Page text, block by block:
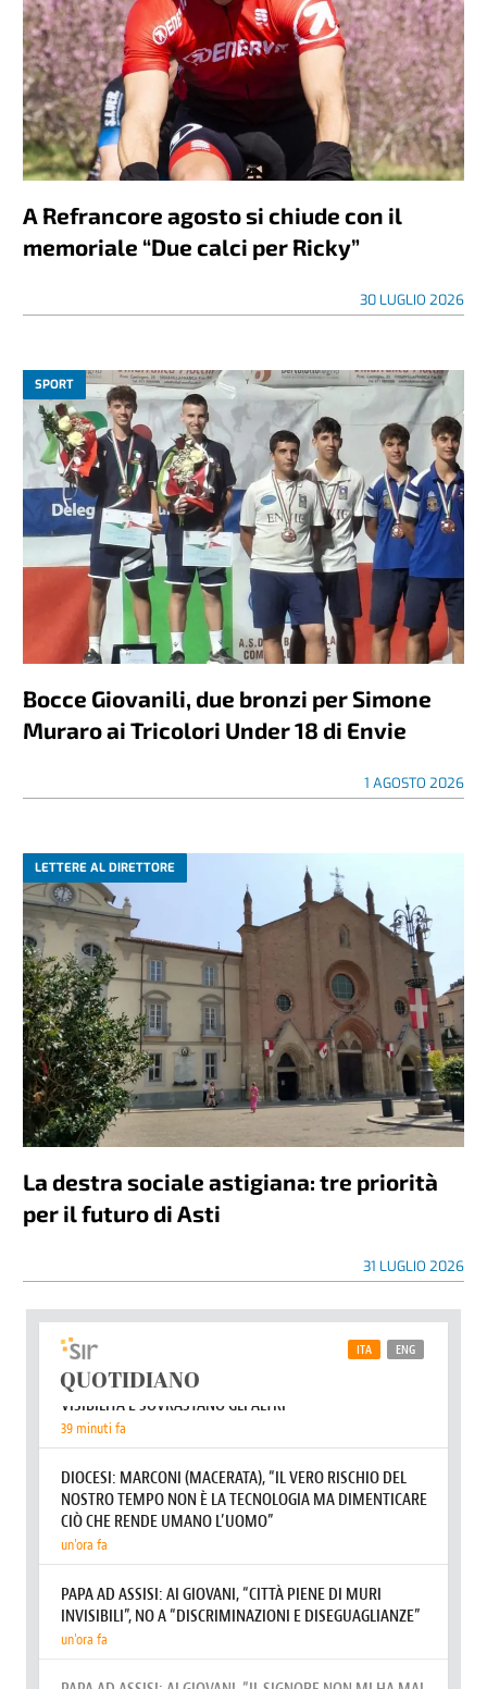
A Refrancore agosto si chiude con il
memoriale “Due calci per Ricky”
30 LUGLIO 2026
SPORT
Bocce Giovanili, due bronzi per Simone
Muraro ai Tricolori Under 18 di Envie
1 AGOSTO 2026
LETTERE AL DIRETTORE
La destra sociale astigiana: tre priorità
per il futuro di Asti
31 LUGLIO 2026